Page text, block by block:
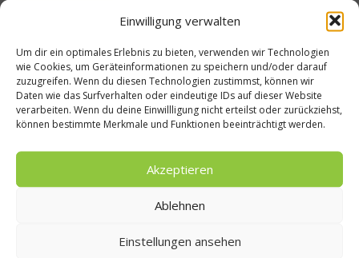
Einwilligung verwalten
Um dir ein optimales Erlebnis zu bieten, verwenden wir Technologien
wie Cookies, um Geräteinformationen zu speichern und/oder darauf
zuzugreifen. Wenn du diesen Technologien zustimmst, können wir
Daten wie das Surfverhalten oder eindeutige IDs auf dieser Website
verarbeiten. Wenn du deine Einwillligung nicht erteilst oder zurückziehst,
können bestimmte Merkmale und Funktionen beeinträchtigt werden.
Akzeptieren
Ablehnen
Einstellungen ansehen
Hot Dog
News
Gaggan ist die
Asien
26. März 2025
Was isst Deutschland